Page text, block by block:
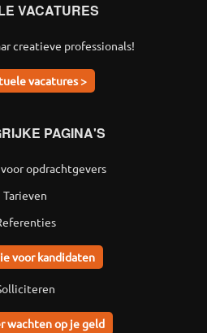
VACATURES
creatieve professionals!
vacatures >
PAGINA'S
opdrachtgevers
Tarieven
voor kandidaten
wachten op je geld